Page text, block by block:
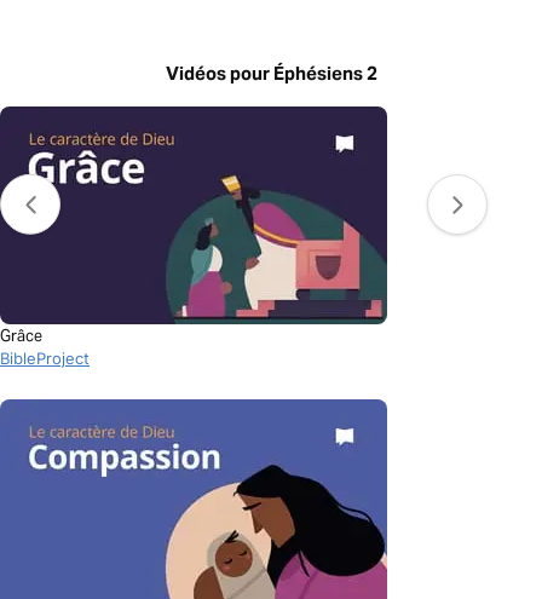
Vidéos pour Éphésiens 2
Grâce
BibleProject